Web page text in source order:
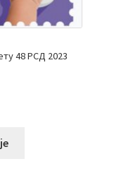
48 РСД 2023